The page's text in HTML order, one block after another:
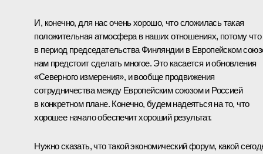
И, конечно, для нас очень хорошо, что сложилась такая
положительная атмосфера в наших отношениях, потому что
в период председательства Финляндии в Европейском
нам предстоит сделать многое. Это касается и обновления
«Северного измерения», и вообще продвижения
сотрудничества между Европейским союзом и Россией
в конкретном плане. Конечно, будем надеяться на то, что
хорошее начало обеспечит хороший результат.
Нужно сказать, что такой экономический форум, какой